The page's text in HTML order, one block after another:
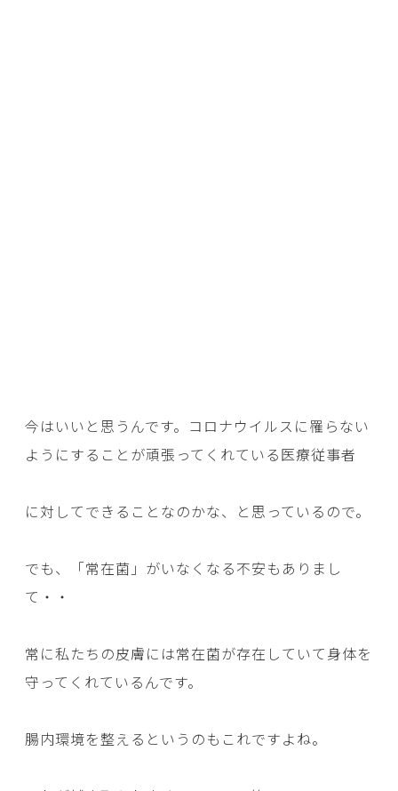
今はいいと思うんです。コロナウイルスに罹らない
ようにすることが頑張ってくれている医療従事者
に対してできることなのかな、と思っているので。
でも、「常在菌」がいなくなる不安もありまし
て・・
常に私たちの皮膚には常在菌が存在していて身体を
守ってくれているんです。
腸内環境を整えるというのもこれですよね。